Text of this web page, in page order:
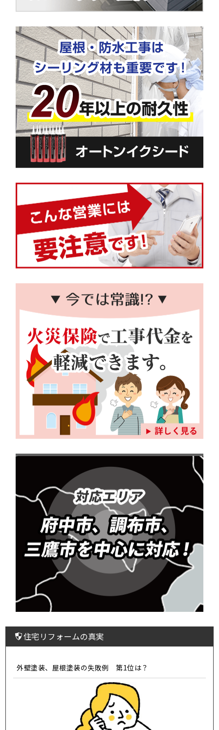
住宅リフォームの真実
外壁塗装、屋根塗装の失敗例 第1位は？